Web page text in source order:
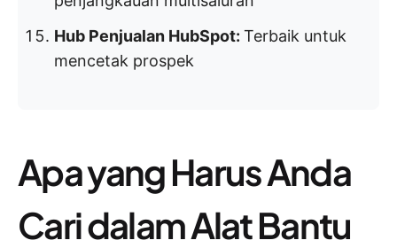
Hub Penjualan HubSpot: Terbaik untuk
mencetak prospek
Apa yang Harus Anda
Cari dalam Alat Bantu